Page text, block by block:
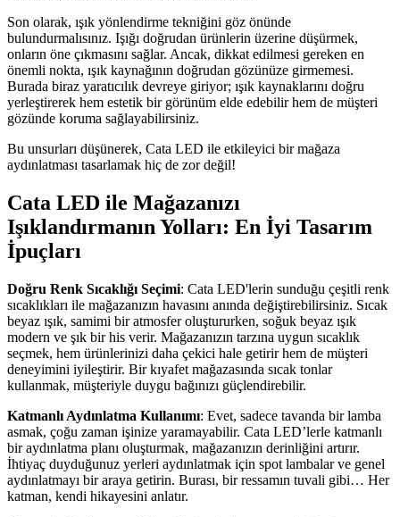
Son olarak, ışık yönlendirme tekniğini göz önünde
bulundurmalısınız. Işığı doğrudan ürünlerin üzerine düşürmek,
onların öne çıkmasını sağlar. Ancak, dikkat edilmesi gereken en
önemli nokta, ışık kaynağının doğrudan gözünüze girmemesi.
Burada biraz yaratıcılık devreye giriyor; ışık kaynaklarını doğru
yerleştirerek hem estetik bir görünüm elde edebilir hem de müşteri
gözünde koruma sağlayabilirsiniz.
Bu unsurları düşünerek, Cata LED ile etkileyici bir mağaza
aydınlatması tasarlamak hiç de zor değil!
Cata LED ile Mağazanızı
Işıklandırmanın Yolları: En İyi Tasarım
İpuçları
Doğru Renk Sıcaklığı Seçimi: Cata LED'lerin sunduğu çeşitli renk
sıcaklıkları ile mağazanızın havasını anında değiştirebilirsiniz. Sıcak
beyaz ışık, samimi bir atmosfer oluştururken, soğuk beyaz ışık
modern ve şık bir his verir. Mağazanızın tarzına uygun sıcaklık
seçmek, hem ürünlerinizi daha çekici hale getirir hem de müşteri
deneyimini iyileştirir. Bir kıyafet mağazasında sıcak tonlar
kullanmak, müşteriyle duygu bağınızı güçlendirebilir.
Katmanlı Aydınlatma Kullanımı: Evet, sadece tavanda bir lamba
asmak, çoğu zaman işinize yaramayabilir. Cata LED’lerle katmanlı
bir aydınlatma planı oluşturmak, mağazanızın derinliğini artırır.
İhtiyaç duyduğunuz yerleri aydınlatmak için spot lambalar ve genel
aydınlatmayı bir araya getirin. Burası, bir ressamın tuvali gibi… Her
katman, kendi hikayesini anlatır.